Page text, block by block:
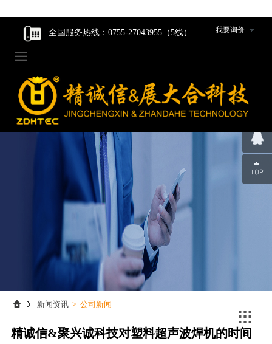
我要询价
全国服务热线：0755-27043955（5线）

走进我们
企业家风
公司简介
组织架构
团队风采
联系我们
走进我们
企业家风
公司简介
组织架构
团队风采
联系我们
智能核心产品
动力产品卷绕组件
数码产品卷绕组件
圆柱产品卷绕组件
裁切组件/裁切刀
冲切组件/冲切刀
圆柱封口组装线模具
辊类型/包胶类型产品
超声波焊机及模具
智能核心产品
动力产品卷绕组件
数码产品卷绕组件
圆柱产品卷绕组件
裁切组件/裁切刀
冲切组件/冲切刀
圆柱封口组装线模具
辊类型/包胶类型产品
超声波焊机及模具
制造中心
工程设计研发
生产设备
组件装配车间
新闻资讯
公司新闻
行业动态
新闻资讯 > 公司新闻

精诚信&聚兴诚科技对塑料超声波焊机的时间